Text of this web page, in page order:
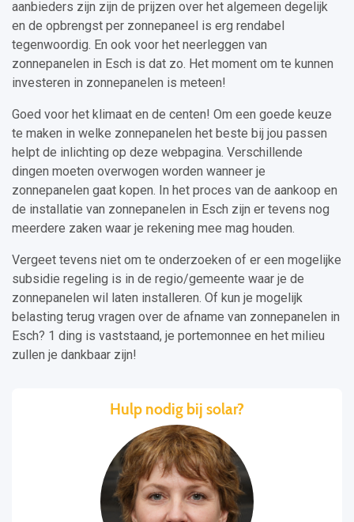
aanbieders zijn zijn de prijzen over het algemeen degelijk
en de opbrengst per zonnepaneel is erg rendabel
tegenwoordig. En ook voor het neerleggen van
zonnepanelen in Esch is dat zo. Het moment om te kunnen
investeren in zonnepanelen is meteen!
Goed voor het klimaat en de centen! Om een goede keuze
te maken in welke zonnepanelen het beste bij jou passen
helpt de inlichting op deze webpagina. Verschillende
dingen moeten overwogen worden wanneer je
zonnepanelen gaat kopen. In het proces van de aankoop en
de installatie van zonnepanelen in Esch zijn er tevens nog
meerdere zaken waar je rekening mee mag houden.
Vergeet tevens niet om te onderzoeken of er een mogelijke
subsidie regeling is in de regio/gemeente waar je de
zonnepanelen wil laten installeren. Of kun je mogelijk
belasting terug vragen over de afname van zonnepanelen in
Esch? 1 ding is vaststaand, je portemonnee en het milieu
zullen je dankbaar zijn!
Hulp nodig bij solar?